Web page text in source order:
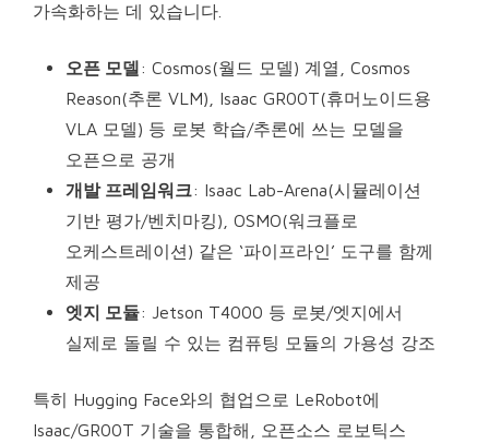
가속화하는 데 있습니다.
오픈 모델 : Cosmos(월드 모델) 계열, Cosmos
Reason(추론 VLM), Isaac GR00T(휴머노이드용
VLA 모델) 등 로봇 학습/추론에 쓰는 모델을
오픈으로 공개
개발 프레임워크: Isaac Lab-Arena(시뮬레이션
기반 평가/벤치마킹), OSMO(워크플로
오케스트레이션) 같은 ‘파이프라인’ 도구를 함께
제공
엣지 모듈: Jetson T4000 등 로봇/엣지에서
실제로 돌릴 수 있는 컴퓨팅 모듈의 가용성 강조
특히 Hugging Face와의 협업으로 LeRobot에
Isaac/GR00T 기술을 통합해, 오픈소스 로보틱스